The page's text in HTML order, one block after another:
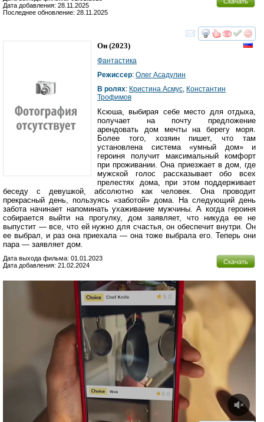
Дата добавления: 28.11.2025
Последнее обновление: 28.11.2025
смотреть
Он (2023)
Фантастика
Режиссер: Олег Асадулин
В ролях: Кристина Асмус Константин
Трофимов
Ксюша, выбирая себе место для отдыха,
получает на почту предложение
арендовать дом мечты на берегу моря.
Более того, хозяин пишет, что там
установлена система «умный дом» и
героиня получит максимальный комфорт
при проживании. Она приезжает в дом, где
мужской голос рассказывает обо всех
прелестях дома, при этом поддерживает
беседу с девушкой, абсолютно как человек. Она проводит
прекрасный день, пользуясь «заботой» дома. На следующий день
забота начинает напоминать ухаживание мужчины. А когда героиня
собирается выйти на прогулку, дом заявляет, что никуда ее не
выпустит — все, что ей нужно для счастья, он обеспечит внутри. Он
ее выбрал, и раз она приехала — она тоже выбрала его. Теперь они
пара — заявляет дом.
Скачать
Дата выхода фильма: 01.01.2023
Дата добавления: 21.02.2024